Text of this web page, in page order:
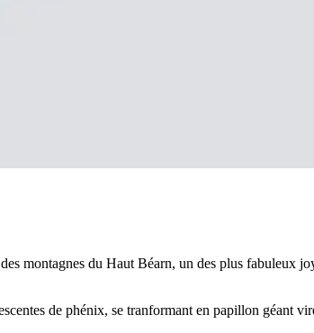
montagnes du Haut Béarn, un des plus fabuleux
de phénix, se tranformant en papillon géant